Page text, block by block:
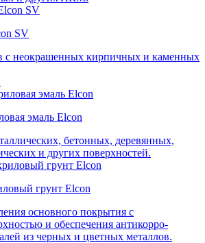
SV
с неокрашенных кирпичных и каменных
эмаль Elcon
бетонных, деревянных,
и других поверхностей.
грунт Elcon
основного покрытия с
и обеспечения антикорро-
из черных и цветных металлов.